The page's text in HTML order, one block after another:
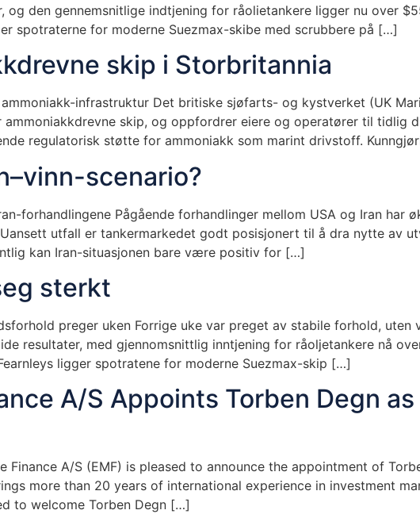
og den gennemsnitlige indtjening for råolietankere ligger nu over
spotraterne for moderne Suezmax-skibe med scrubbere på […]
skip i Storbritannia
infrastruktur Det britiske sjøfarts- og kystverket (UK
skip, og oppfordrer eiere og operatører til tidlig
regulatorisk støtte for ammoniakk som marint drivstoff.
scenario?
forhandlingene Pågående forhandlinger mellom USA og Iran har
utfall er tankermarkedet godt posisjonert til å dra nytte av
kan Iran-situasjonen bare være positiv for […]
sterkt
preger uken Forrige uke var preget av stabile forhold, uten
resultater, med gjennomsnittlig inntjening for råoljetankere nå
ligger spotratene for moderne Suezmax-skip […]
A/S Appoints Torben Degn
Finance A/S (EMF) is pleased to announce the appointment of
more than 20 years of international experience in investment
to welcome Torben Degn […]